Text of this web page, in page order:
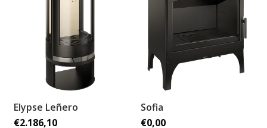
Elypse Leñero
€2.186,10
Sofia
€0,00